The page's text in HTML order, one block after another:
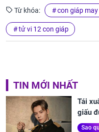
Từ khóa: con giáp
tử vi 12 con giáp
TIN MỚI NHẤT
Tái
giấu
Sao